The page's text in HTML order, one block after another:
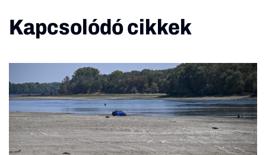
Kapcsolódó cikkek